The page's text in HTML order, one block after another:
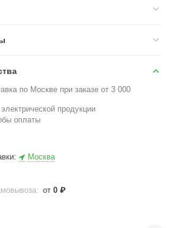
по Москве при заказе от 3 000
продукции
оплаты
Москва
: от0 ₽